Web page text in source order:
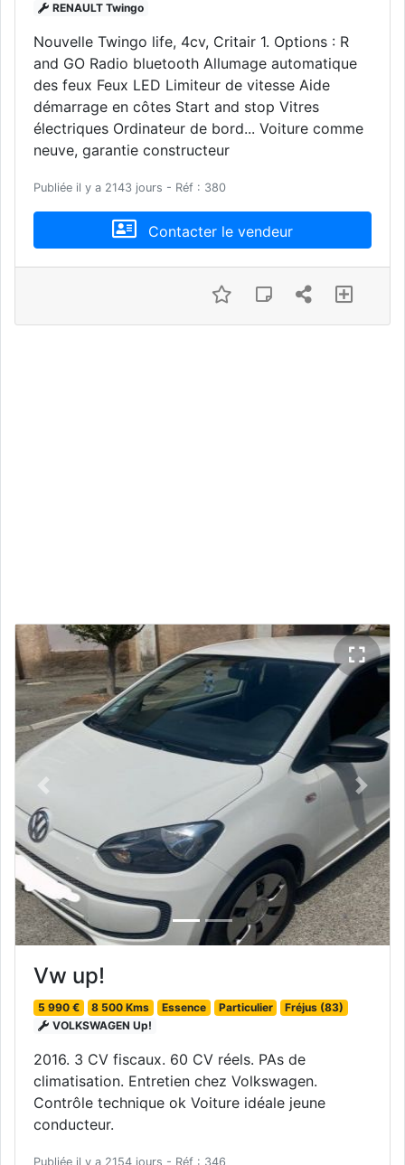
RENAULT Twingo
Nouvelle Twingo life, 4cv, Critair 1. Options : R
and GO Radio bluetooth Allumage automatique
des feux Feux LED Limiteur de vitesse Aide
démarrage en côtes Start and stop Vitres
électriques Ordinateur de bord... Voiture comme
neuve, garantie constructeur
Publiée il y a 2143 jours - Réf : 380
Contacter le vendeur
Previous Next
Vw up!
5 990 € 8 500 Kms Essence Particulier
Fréjus (83)
VOLKSWAGEN Up!
2016. 3 CV fiscaux. 60 CV réels. PAs de
climatisation. Entretien chez Volkswagen.
Contrôle technique ok Voiture idéale jeune
conducteur.
Publiée il y a 2154 jours - Réf : 346